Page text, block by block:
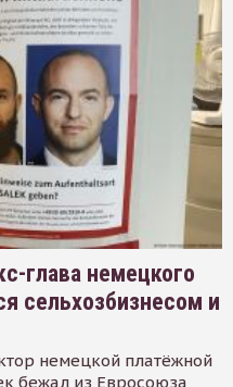
глава немецкого
сельхозбизнесом и
немецкой платёжной
бежал из Евросоюза